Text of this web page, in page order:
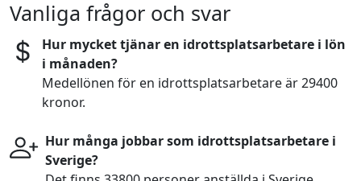
Vanliga frågor och svar
Hur mycket tjänar en idrottsplatsarbetare i lön
i månaden?
Medellönen för en idrottsplatsarbetare är 29400
kronor.
Hur många jobbar som idrottsplatsarbetare i
Sverige?